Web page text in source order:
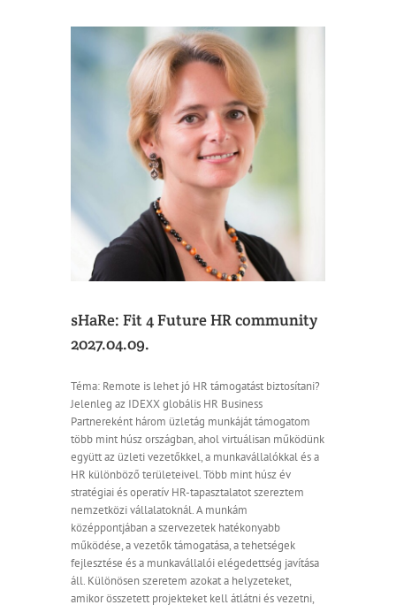
sHaRe: Fit 4 Future HR community
2027.04.09.
Téma: Remote is lehet jó HR támogatást biztosítani?
Jelenleg az IDEXX globális HR Business
Partnereként három üzletág munkáját támogatom
több mint húsz országban, ahol virtuálisan működünk
együtt az üzleti vezetőkkel, a munkavállalókkal és a
HR különböző területeivel. Több mint húsz év
stratégiai és operatív HR-tapasztalatot szereztem
nemzetközi vállalatoknál. A munkám
középpontjában a szervezetek hatékonyabb
működése, a vezetők támogatása, a tehetségek
fejlesztése és a munkavállalói elégedettség javítása
áll. Különösen szeretem azokat a helyzeteket,
amikor összetett projekteket kell átlátni és vezetni,